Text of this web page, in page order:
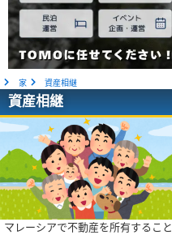
家 資産相継
資産相継
マレーシアで不動産を所有すること